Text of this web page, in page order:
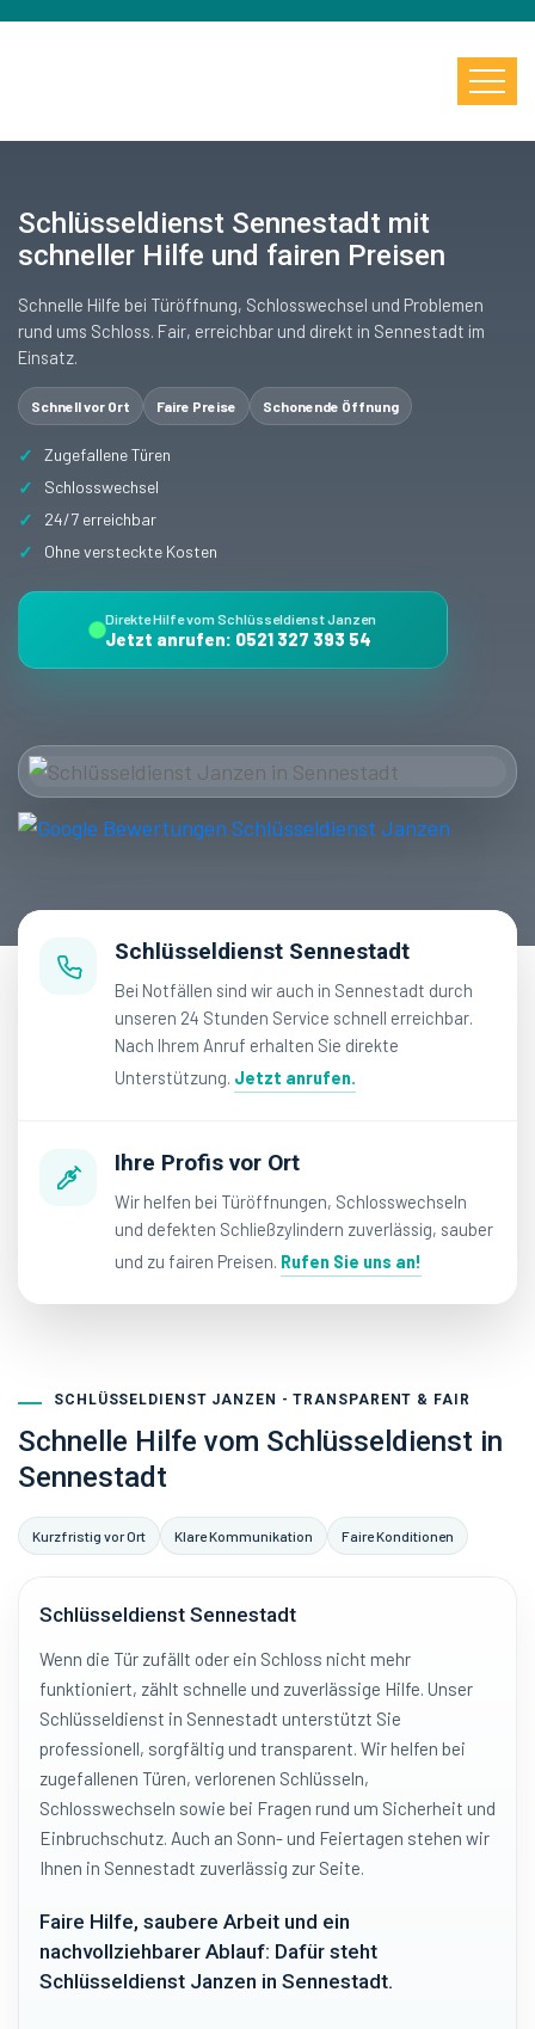
Schlüsseldienst Sennestadt mit
schneller Hilfe und fairen Preisen
Schnelle Hilfe bei Türöffnung, Schlosswechsel und Problemen
rund ums Schloss. Fair, erreichbar und direkt in Sennestadt im
Einsatz.
Schnell vor Ort Faire Preise Schonende Öffnung
Zugefallene Türen
Schlosswechsel
24/7 erreichbar
Ohne versteckte Kosten
Direkte Hilfe vom Schlüsseldienst Janzen
Jetzt anrufen: 0521 327 393 54
Schlüsseldienst Sennestadt
Bei Notfällen sind wir auch in Sennestadt durch
unseren 24 Stunden Service schnell erreichbar.
Nach Ihrem Anruf erhalten Sie direkte
Unterstützung. Jetzt anrufen.
Ihre Profis vor Ort
Wir helfen bei Türöffnungen, Schlosswechseln
und defekten Schließzylindern zuverlässig, sauber
und zu fairen Preisen. Rufen Sie uns an!
SCHLÜSSELDIENST JANZEN - TRANSPARENT & FAIR
Schnelle Hilfe vom Schlüsseldienst in
Sennestadt
Kurzfristig vor Ort Klare Kommunikation Faire Konditionen
Schlüsseldienst Sennestadt
Wenn die Tür zufällt oder ein Schloss nicht mehr
funktioniert, zählt schnelle und zuverlässige Hilfe. Unser
Schlüsseldienst in Sennestadt unterstützt Sie
professionell, sorgfältig und transparent. Wir helfen bei
zugefallenen Türen, verlorenen Schlüsseln,
Schlosswechseln sowie bei Fragen rund um Sicherheit und
Einbruchschutz. Auch an Sonn- und Feiertagen stehen wir
Ihnen in Sennestadt zuverlässig zur Seite.
Faire Hilfe, saubere Arbeit und ein
nachvollziehbarer Ablauf: Dafür steht
Schlüsseldienst Janzen in Sennestadt.